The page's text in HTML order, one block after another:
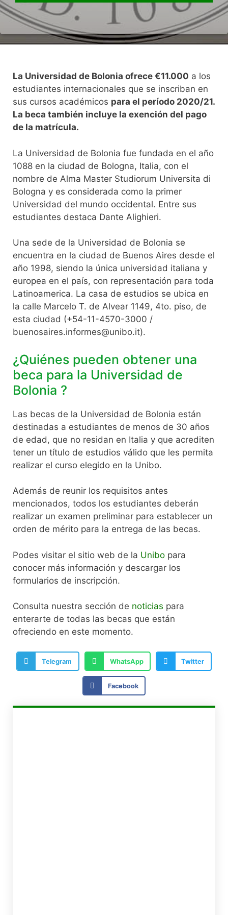
La Universidad de Bolonia ofrece €11.000 a los
estudiantes internacionales que se inscriban en
sus cursos académicos para el período 2020/21.
La beca también incluye la exención del pago
de la matrícula.
La Universidad de Bolonia fue fundada en el año
1088 en la ciudad de Bologna, Italia, con el
nombre de Alma Master Studiorum Universita di
Bologna y es considerada como la primer
Universidad del mundo occidental. Entre sus
estudiantes destaca Dante Alighieri.
Una sede de la Universidad de Bolonia se
encuentra en la ciudad de Buenos Aires desde el
año 1998, siendo la única universidad italiana y
europea en el país, con representación para toda
Latinoamerica. La casa de estudios se ubica en
la calle Marcelo T. de Alvear 1149, 4to. piso, de
esta ciudad (+54-11-4570-3000 /
buenosaires.informes@unibo.it).
¿Quiénes pueden obtener una
beca para la Universidad de
Bolonia ?
Las becas de la Universidad de Bolonia están
destinadas a estudiantes de menos de 30 años
de edad, que no residan en Italia y que acrediten
tener un título de estudios válido que les permita
realizar el curso elegido en la Unibo.
Además de reunir los requisitos antes
mencionados, todos los estudiantes deberán
realizar un examen preliminar para establecer un
orden de mérito para la entrega de las becas.
Podes visitar el sitio web de la Unibo para
conocer más información y descargar los
formularios de inscripción.
Consulta nuestra sección de noticias para
enterarte de todas las becas que están
ofreciendo en este momento.
Telegram WhatsApp Twitter
Facebook